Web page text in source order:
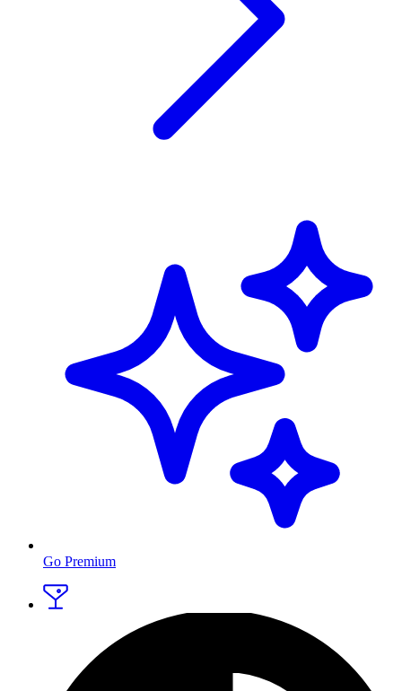
Go Premium